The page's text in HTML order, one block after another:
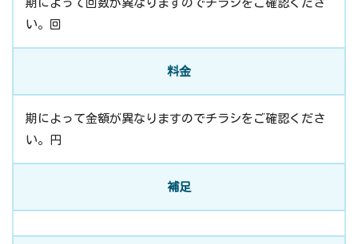
期によって回数が異なりますのでチラシをご確認くださ
い。回
料金
期によって金額が異なりますのでチラシをご確認くださ
い。円
補足